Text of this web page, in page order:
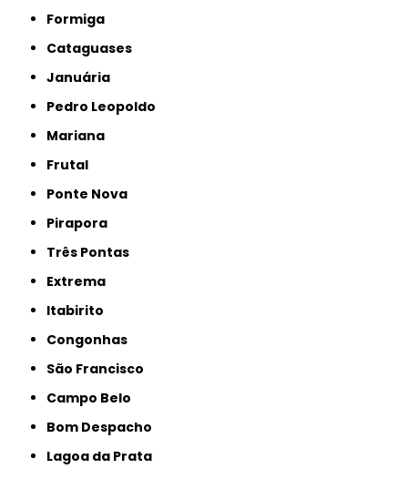
Formiga
Cataguases
Januária
Pedro Leopoldo
Mariana
Frutal
Ponte Nova
Pirapora
Três Pontas
Extrema
Itabirito
Congonhas
São Francisco
Campo Belo
Bom Despacho
Lagoa da Prata